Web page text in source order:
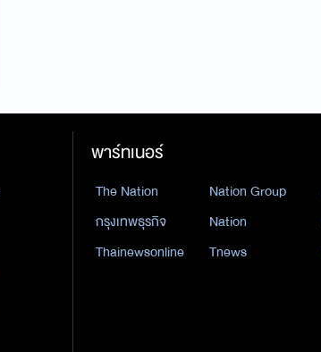
พาร์ทเนอร์
The Nation Nation Group
กรุงเทพธุรกิจ
Nation
Thainewsonline
Tnews